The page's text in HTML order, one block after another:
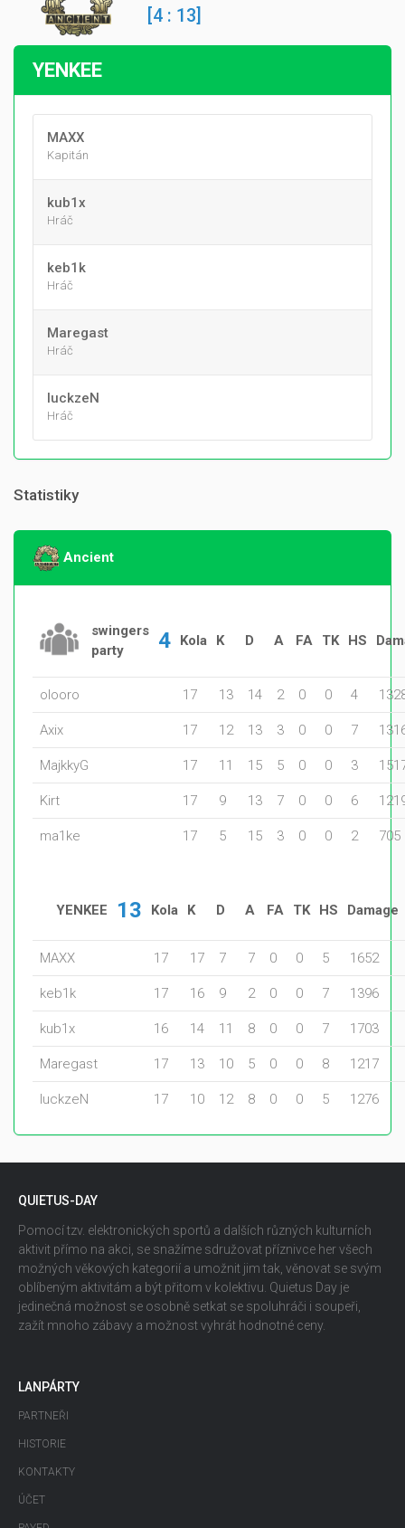
[4 : 13]
YENKEE
MAXX
Kapitán
kub1x
Hráč
keb1k
Hráč
Maregast
Hráč
luckzeN
Hráč
Statistiky
Ancient
swingers
party
4 Kola K D A FA TK HS
olooro 17 13 14 2 0 0 4
Axix 17 12 13 3 0 0 7
MajkkyG 17 11 15 5 0 0 3
Kirt 17 9 13 7 0 0 6
ma1ke 17 5 15 3 0 0 2 705
YENKEE 13 Kola K D A FA TK HS Damage
MAXX 17 17 7 7 0 0 5 1652
keb1k 17 16 9 2 0 0 7 1396
kub1x 16 14 11 8 0 0 7 1703
Maregast 17 13 10 5 0 0 8 1217
luckzeN 17 10 12 8 0 0 5 1276
QUIETUS-DAY
Pomocí tzv. elektronických sportů a dalších různých kulturních
aktivit přímo na akci, se snažíme sdružovat příznivce her všech
možných věkových kategorií a umožnit jim tak, věnovat se svým
oblíbeným aktivitám a být přitom v kolektivu. Quietus Day je
jedinečná možnost se osobně setkat se spoluhráči i soupeři,
zažít mnoho zábavy a možnost vyhrát hodnotné ceny.
LANPÁRTY
PARTNEŘI
HISTORIE
KONTAKTY
ÚČET